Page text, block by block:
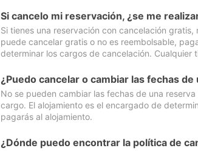
Si cancelo mi reservación, ¿se me
Si tienes una reservación con cancelación
puede cancelar gratis o no es reembolsable,
determinar los cargos de cancelación.
¿Puedo cancelar o cambiar las fechas
No se pueden cambiar las fechas de una
cargo. El alojamiento es el encargado de
pagarás al alojamiento.
¿Dónde puedo encontrar la política de